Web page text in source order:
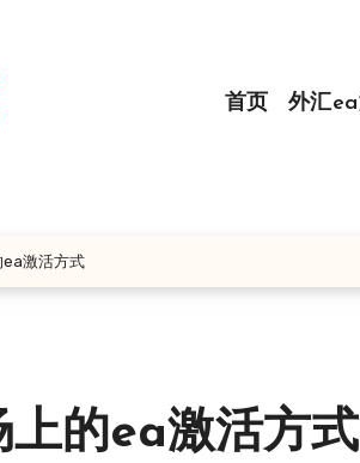
首页 外汇
激活方式
的ea激活方式